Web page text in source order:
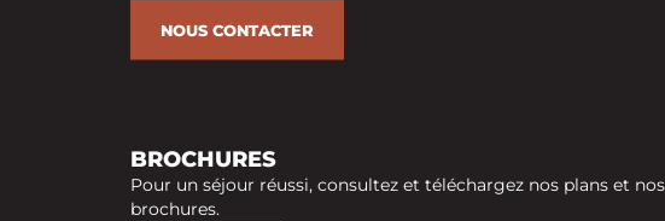
NOUS CONTACTER
BROCHURES
Pour un séjour réussi, consultez et téléchargez nos plans et nos
brochures.